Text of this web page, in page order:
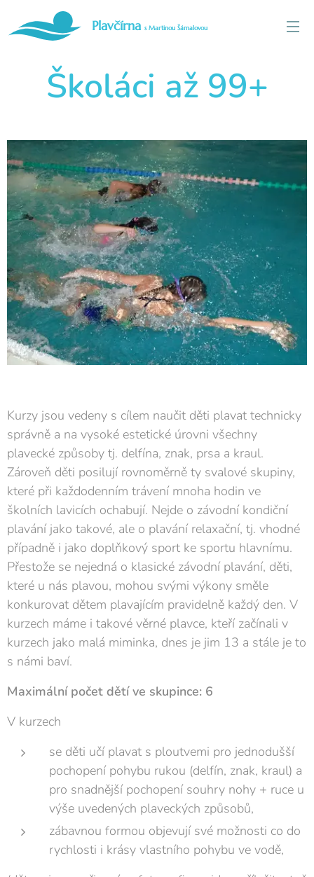
Plavčírna s Martinou Šámalovou
Školáci až 99+
Kurzy jsou vedeny s cílem naučit děti plavat technicky
správně a na vysoké estetické úrovni všechny
plavecké způsoby tj. delfína, znak, prsa a kraul.
Zároveň děti posilují rovnoměrně ty svalové skupiny,
které při každodenním trávení mnoha hodin ve
školních lavicích ochabují. Nejde o závodní kondiční
plavání jako takové, ale o plavání relaxační, tj. vhodné
případně i jako doplňkový sport ke sportu hlavnímu.
Přestože se nejedná o klasické závodní plavání, děti,
které u nás plavou, mohou svými výkony směle
konkurovat dětem plavajícím pravidelně každý den. V
kurzech máme i takové věrné plavce, kteří začínali v
kurzech jako malá miminka, dnes je jim 13 a stále je to
s námi baví.
Maximální počet dětí ve skupince: 6
V kurzech
se děti učí plavat s ploutvemi pro jednodušší
pochopení pohybu rukou (delfín, znak, kraul) a
pro snadnější pochopení souhry nohy + ruce u
výše uvedených plaveckých způsobů,
zábavnou formou objevují své možnosti co do
rychlosti i krásy vlastního pohybu ve vodě,